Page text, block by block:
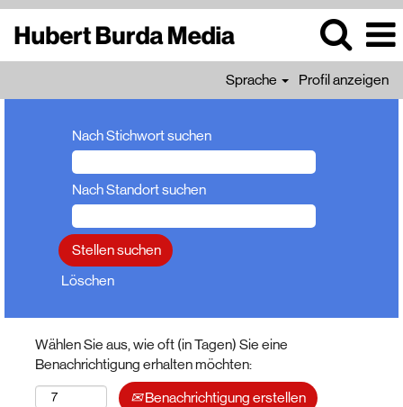
Sprache Profil anzeigen
Nach Stichwort suchen
Nach Standort suchen
Löschen
Wählen Sie aus, wie oft (in Tagen) Sie eine
Benachrichtigung erhalten möchten:
Benachrichtigung erstellen